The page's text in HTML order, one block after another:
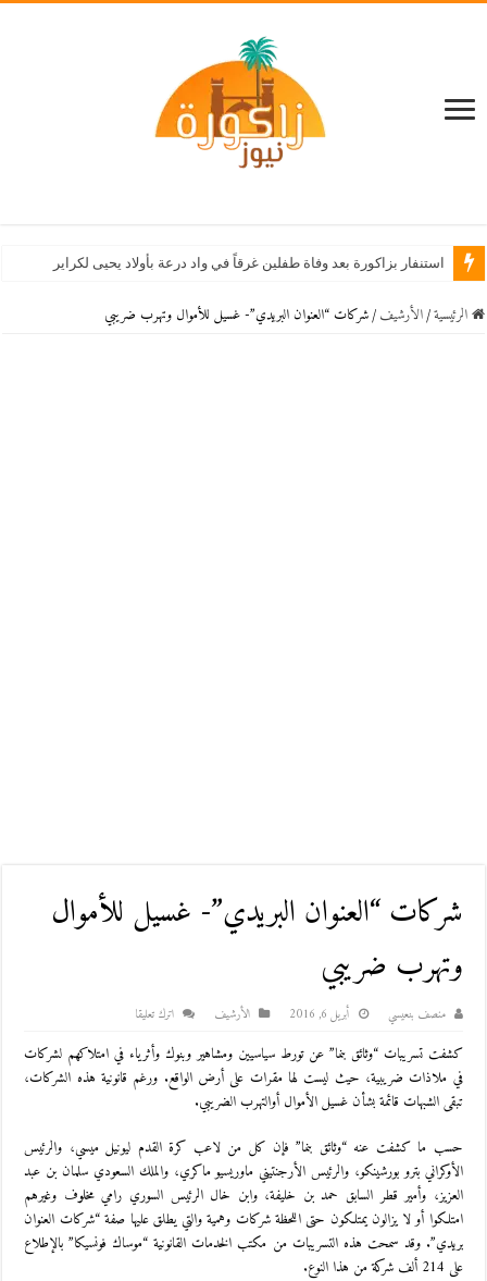
استنفار بزاكورة بعد وفاة طفلين غرقاً في واد درعة بأولاد يحيى لكراير
الرئيسية / اﻷرشيف / شركات “العنوان البريدي”- غسيل للأموال وتهرب ضريبي
شركات “العنوان البريدي”- غسيل للأموال
وتهرب ضريبي
منصف بنعيسي أبريل 6, 2016 اﻷرشيف اترك تعليقا
كشفت تسريبات “وثائق بنما” عن تورط سياسيين ومشاهير وبنوك وأثرياء في امتلاكهم لشركات
في ملاذات ضريبية، حيث ليست لها مقرات على أرض الواقع. ورغم قانونية هذه الشركات،
تبقى الشبهات قائمة بشأن غسيل الأموال أوالتهرب الضريبي.
حسب ما كشفت عنه “وثائق بنما” فإن كل من لاعب كرة القدم ليونيل ميسي، والرئيس
الأوكراني بترو بورشينكو، والرئيس الأرجنتيني ماوريسيو ماكري، والملك السعودي سلمان بن عبد
العزيز، وأمير قطر السابق حمد بن خليفة، وابن خال الرئيس السوري رامي مخلوف وغيرهم
امتلكوا أو لا يزالون يمتلكون حتى اللحظة شركات وهمية والتي يطلق عليها صفة “شركات العنوان
بريدي”. وقد سمحت هذه التسريبات من مكتب الخدمات القانونية “موساك فونسيكا” بالإطلاع
على 214 ألف شركة من هذا النوع.